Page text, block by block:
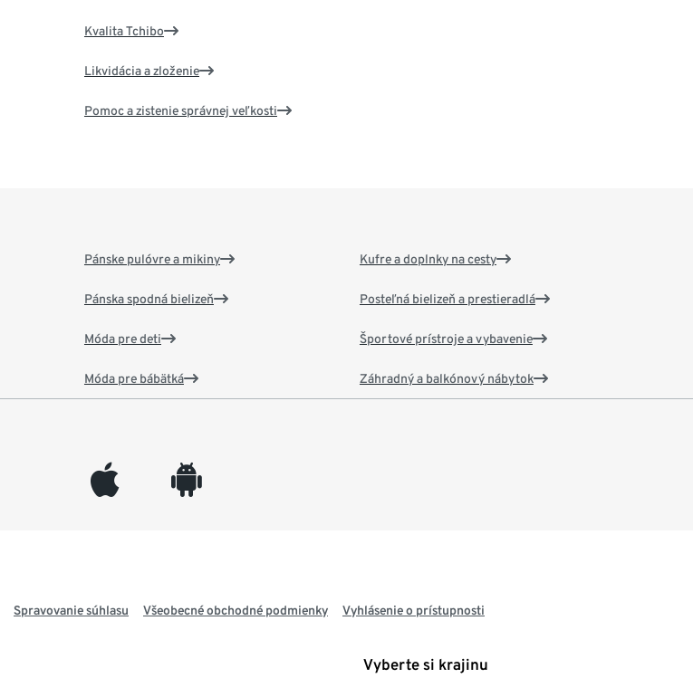
Kvalita Tchibo
Likvidácia a zloženie
Pomoc a zistenie správnej veľkosti
Pánske pulóvre a mikiny
Pánska spodná bielizeň
Móda pre deti
Móda pre bábätká
Kufre a doplnky na cesty
Posteľná bielizeň a prestieradlá
Športové prístroje a vybavenie
Záhradný a balkónový nábytok
appleinc android
Spravovanie súhlasu Všeobecné obchodné podmienky Vyhlásenie o prístupnosti
Vyberte si krajinu